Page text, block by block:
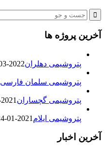
آخرین پروژه ها
پتروشیمی دهلران2022-03-02 - 13:44
پتروشیمی سلمان فارسی
پتروشیمی گچساران 2021-04-03 - 10:25
پتروشیمی ایلام 2021-01-24 - 11:38
آخرین اخبار